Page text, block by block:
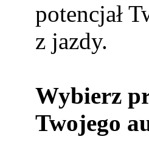
potencjał
z jazdy.
Wybierz
Twojego